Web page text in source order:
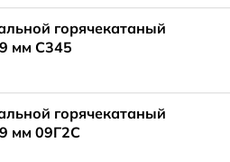
горячекатаный
мм С345
горячекатаный
мм 09Г2С